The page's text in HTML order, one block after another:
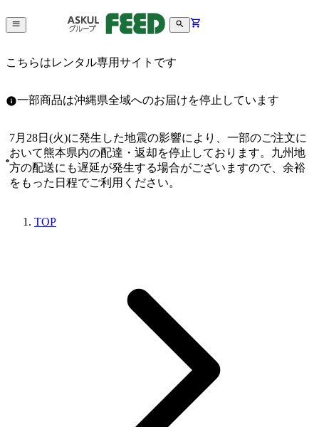
こちらはレンタル専用サイトです
一部商品は沖縄県全域へのお届けを停止しています
7月28日(火)に発生した地震の影響により、一部のご注文に
おいて熊本県内の配達・返却を停止しております。九州地
方の配送にも遅延が発生する場合がございますので、余裕
をもった日程でご利用ください。
TOP